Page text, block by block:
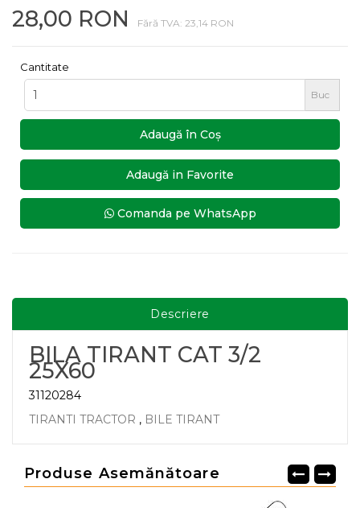
28,00 RON Fără TVA: 23,14 RON
Cantitate
Buc
Adaugă în Coş
Adaugă in Favorite
Comanda pe WhatsApp
Descriere
BILA TIRANT CAT 3/2
25X60
31120284
TIRANTI TRACTOR , BILE TIRANT
Produse Asemănătoare